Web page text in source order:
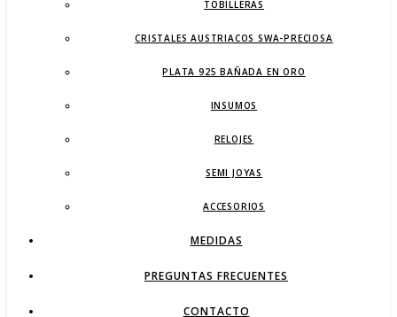
TOBILLERAS
CRISTALES AUSTRIACOS SWA-PRECIOSA
PLATA 925 BAÑADA EN ORO
INSUMOS
RELOJES
SEMI JOYAS
ACCESORIOS
MEDIDAS
PREGUNTAS FRECUENTES
CONTACTO